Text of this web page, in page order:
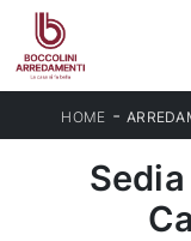
HOME -